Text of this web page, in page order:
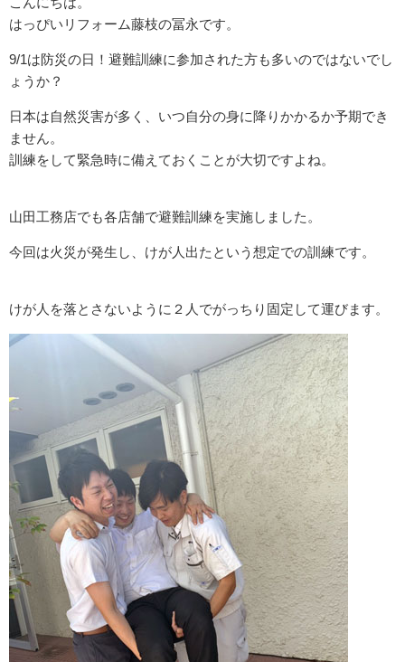
はっぴいリフォーム藤枝の冨永です。
9/1は防災の日！避難訓練に参加された方も多いのではないでし
ょうか？
日本は自然災害が多く、いつ自分の身に降りかかるか予期でき
ません。
訓練をして緊急時に備えておくことが大切ですよね。
山田工務店でも各店舗で避難訓練を実施しました。
今回は火災が発生し、けが人出たという想定での訓練です。
けが人を落とさないように２人でがっちり固定して運びます。